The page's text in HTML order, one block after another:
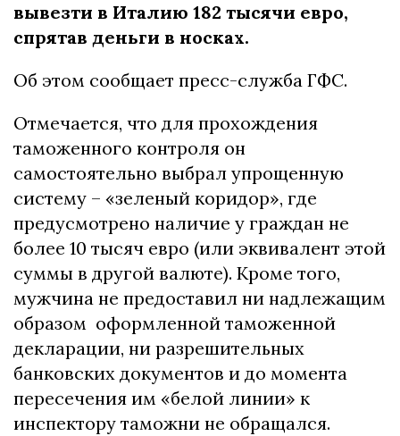
вывезти в Италию 182 тысячи евро,
спрятав деньги в носках.
Об этом сообщает пресс-служба ГФС.
Отмечается, что для прохождения
таможенного контроля он
самостоятельно выбрал упрощенную
систему – «зеленый коридор», где
предусмотрено наличие у граждан не
более 10 тысяч евро (или эквивалент этой
суммы в другой валюте). Кроме того,
мужчина не предоставил ни надлежащим
образом оформленной таможенной
декларации, ни разрешительных
банковских документов и до момента
пересечения им «белой линии» к
инспектору таможни не обращался.